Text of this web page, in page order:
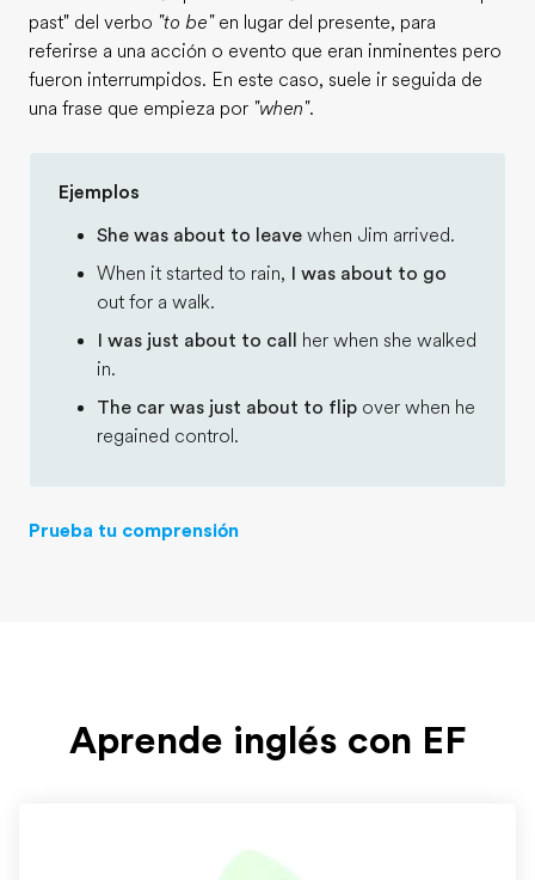
past" del verbo "to be"en lugar del presente, para
referirse a una acción o evento que eran inminentes pero
fueron interrumpidos. En este caso, suele ir seguida de
una frase que empieza por "when".
Ejemplos
She was about to leave when Jim arrived.
When it started to rain, I was about to go
out for a walk.
I was just about to call
her when she walked
in.
The car was just about to flip over when he
regained control.
Prueba tu comprensión
Aprende inglés con EF